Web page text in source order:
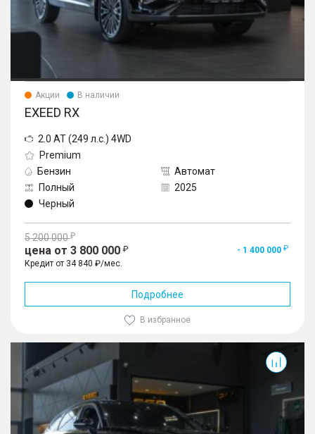
Акции В наличии
EXEED RX
2.0 AT (249 л.с.) 4WD
Premium
Бензин
Автомат
Полный
2025
Черный
5 200 000
цена от 3 800 000
- 1 400 000
Кредит от 34 840 ₽/мес.
Подробнее
В избранное